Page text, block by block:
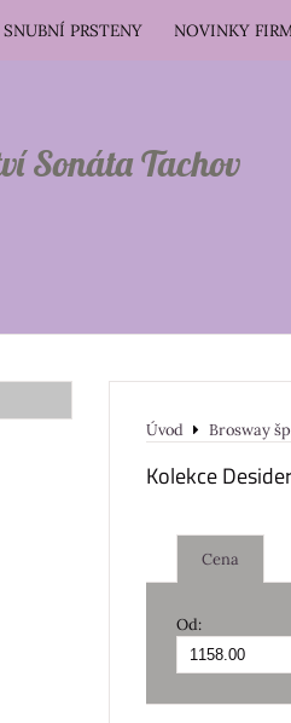
Sonáta Tachov
SNUBNÍ PRSTENY NOVINKY
Úvod Brosway
Kolekce
Cena
Od: